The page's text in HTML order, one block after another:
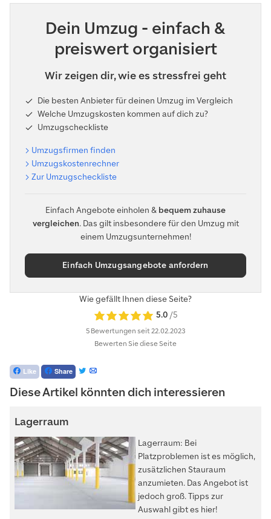
Dein Umzug - einfach &
preiswert organisiert
Wir zeigen dir, wie es stressfrei geht
Die besten Anbieter für deinen Umzug im Vergleich
Welche Umzugskosten kommen auf dich zu?
Umzugscheckliste
Umzugsfirmen finden
Umzugskostenrechner
Zur Umzugscheckliste
Einfach Angebote einholen & bequem zuhause
vergleichen. Das gilt insbesondere für den Umzug mit
einem Umzugsunternehmen!
Einfach Umzugsangebote anfordern
Wie gefällt Ihnen diese Seite?
5.0 /5
5 Bewertungen seit 22.02.2023
Bewerten Sie diese Seite
Like Share
Diese Artikel könnten dich interessieren
Lagerraum
Lagerraum: Bei
Platzproblemen ist es möglich,
zusätzlichen Stauraum
anzumieten. Das Angebot ist
jedoch groß. Tipps zur
Auswahl gibt es hier!